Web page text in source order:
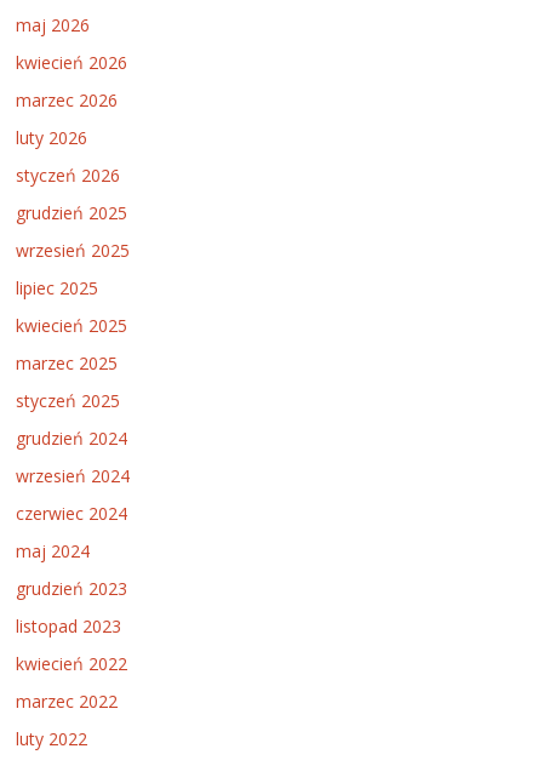
maj 2026
kwiecień 2026
marzec 2026
luty 2026
styczeń 2026
grudzień 2025
wrzesień 2025
lipiec 2025
kwiecień 2025
marzec 2025
styczeń 2025
grudzień 2024
wrzesień 2024
czerwiec 2024
maj 2024
grudzień 2023
listopad 2023
kwiecień 2022
marzec 2022
luty 2022